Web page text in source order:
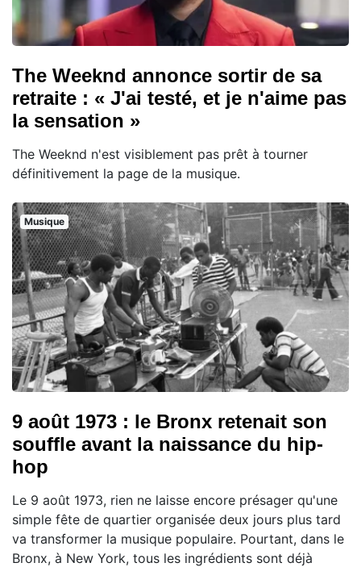
The Weeknd annonce sortir de sa
retraite : « J'ai testé, et je n'aime pas
la sensation »
The Weeknd n'est visiblement pas prêt à tourner
définitivement la page de la musique.
Musique
9 août 1973 : le Bronx retenait son
souffle avant la naissance du hip-
hop
Le 9 août 1973, rien ne laisse encore présager qu'une
simple fête de quartier organisée deux jours plus tard
va transformer la musique populaire. Pourtant, dans le
Bronx, à New York, tous les ingrédients sont déjà